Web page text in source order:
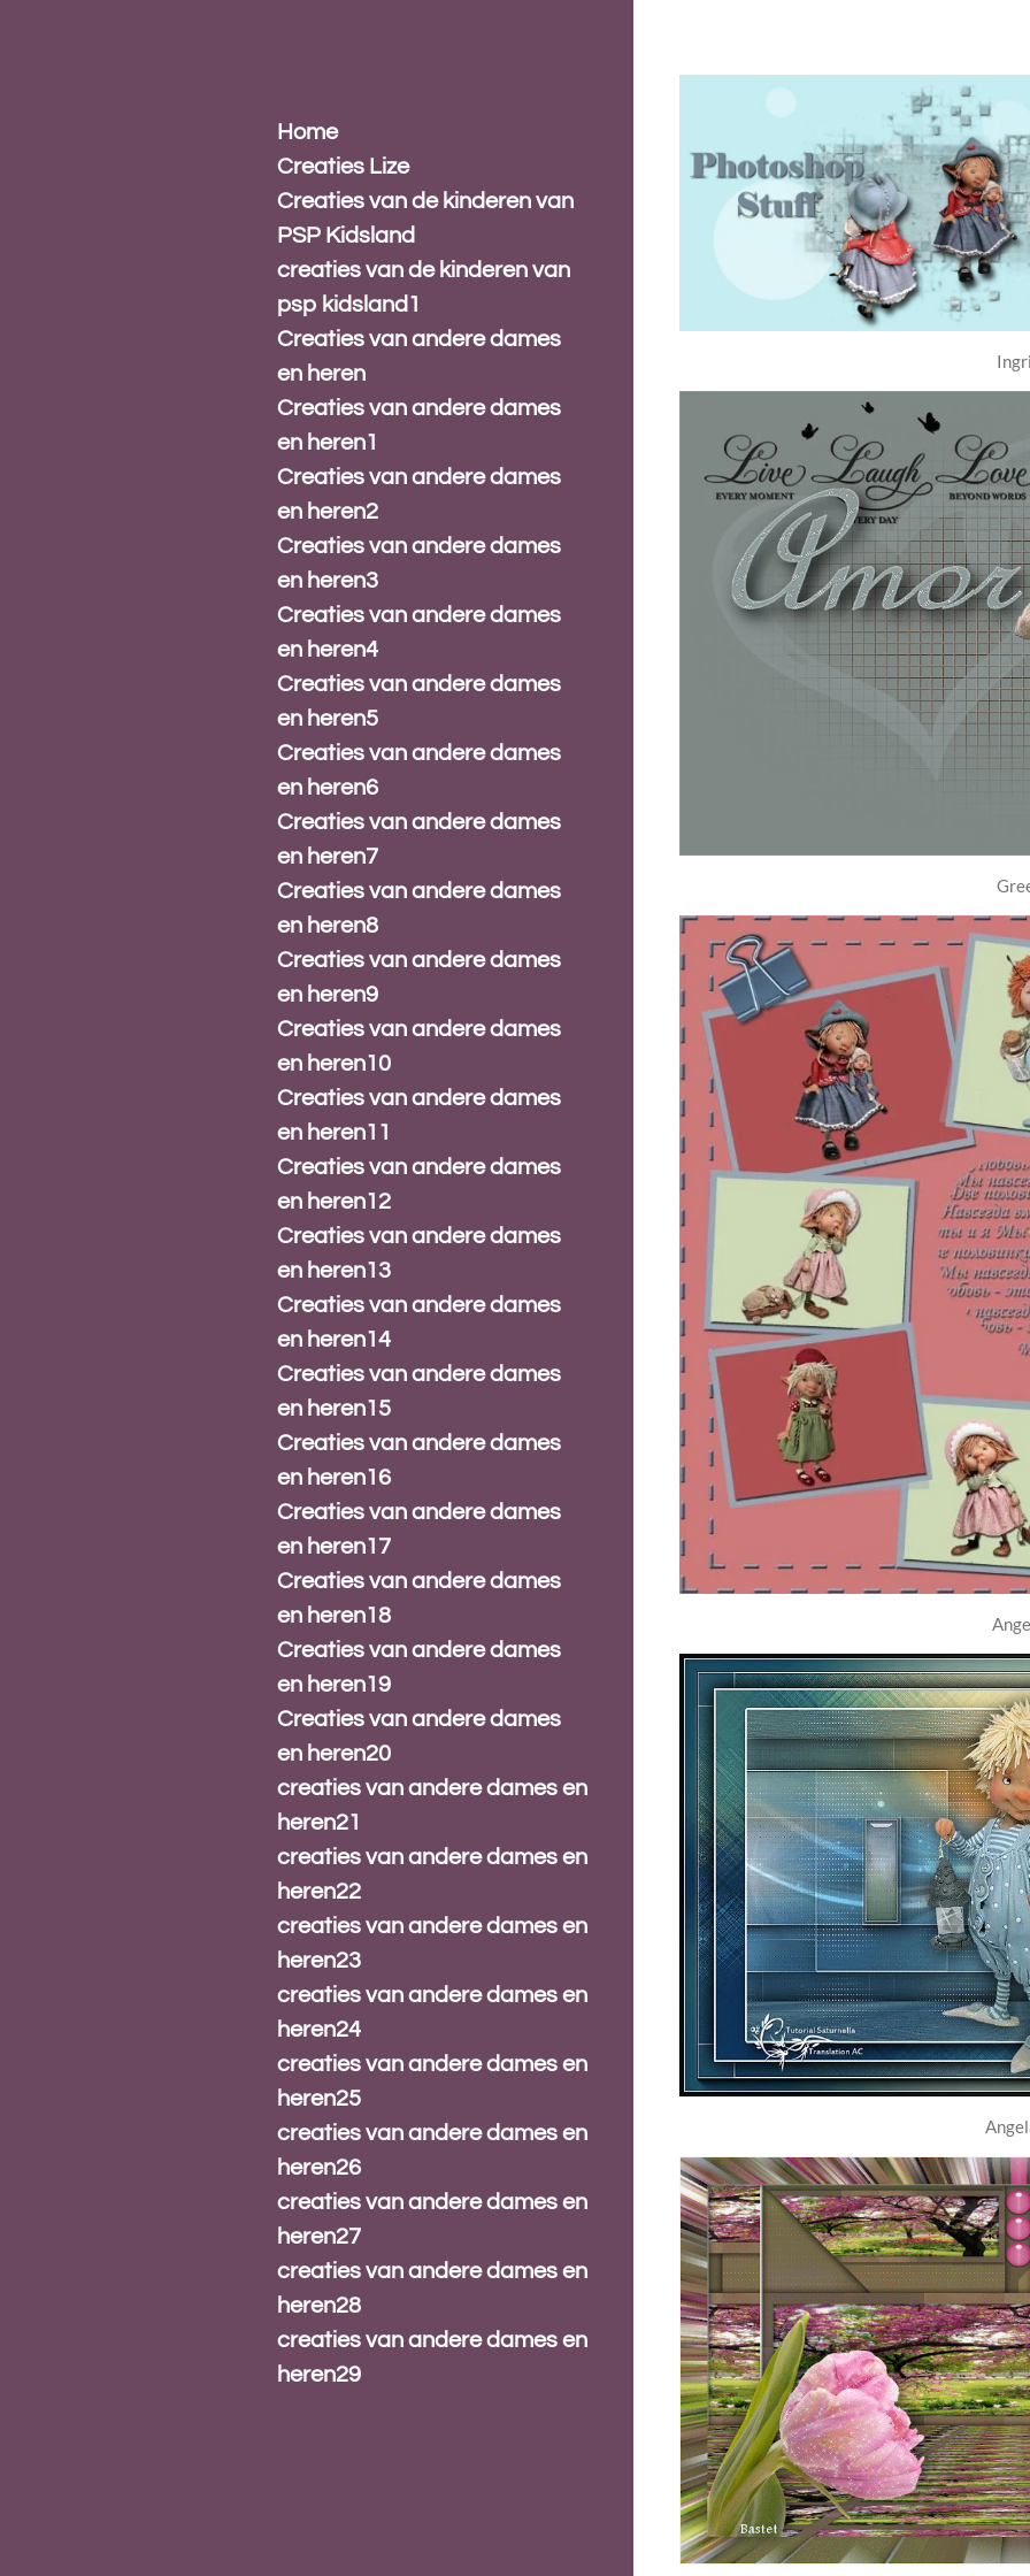
Home
Creaties Lize
Creaties van de kinderen van
PSP Kidsland
creaties van de kinderen van
psp kidsland1
Creaties van andere dames
en heren
Creaties van andere dames
en heren1
Creaties van andere dames
en heren2
Creaties van andere dames
en heren3
Creaties van andere dames
en heren4
Creaties van andere dames
en heren5
Creaties van andere dames
en heren6
Creaties van andere dames
en heren7
Creaties van andere dames
en heren8
Creaties van andere dames
en heren9
Creaties van andere dames
en heren10
Creaties van andere dames
en heren11
Creaties van andere dames
en heren12
Creaties van andere dames
en heren13
Creaties van andere dames
en heren14
Creaties van andere dames
en heren15
Creaties van andere dames
en heren16
Creaties van andere dames
en heren17
Creaties van andere dames
en heren18
Creaties van andere dames
en heren19
Creaties van andere dames
en heren20
creaties van andere dames en
heren21
creaties van andere dames en
heren22
creaties van andere dames en
heren23
creaties van andere dames en
heren24
creaties van andere dames en
heren25
creaties van andere dames en
heren26
creaties van andere dames en
heren27
creaties van andere dames en
heren28
creaties van andere dames en
heren29